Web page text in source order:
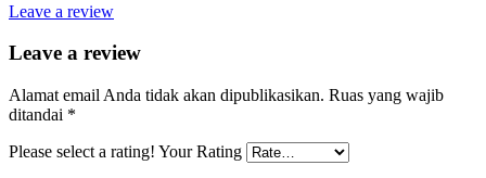
Leave a review
Leave a review
Alamat email Anda tidak akan dipublikasikan. Ruas yang wajib
ditandai *
Please select a rating! Your Rating